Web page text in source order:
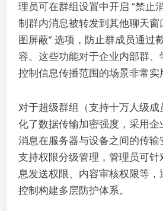
理员可在群组设置中开启 “禁止
制群内消息被转发到其他聊天窗
图屏蔽” 选项，防止群成员通过
容。这些功能对于企业内部群
控制信息传播范围的场景非常实
对于超级群组（支持十万人级成
化了数据传输加密强度，采用
消息在服务器与设备之间的传
支持权限分级管理，管理员可针
息发送权限、内容审核权限等，
控制构建多层防护体系。